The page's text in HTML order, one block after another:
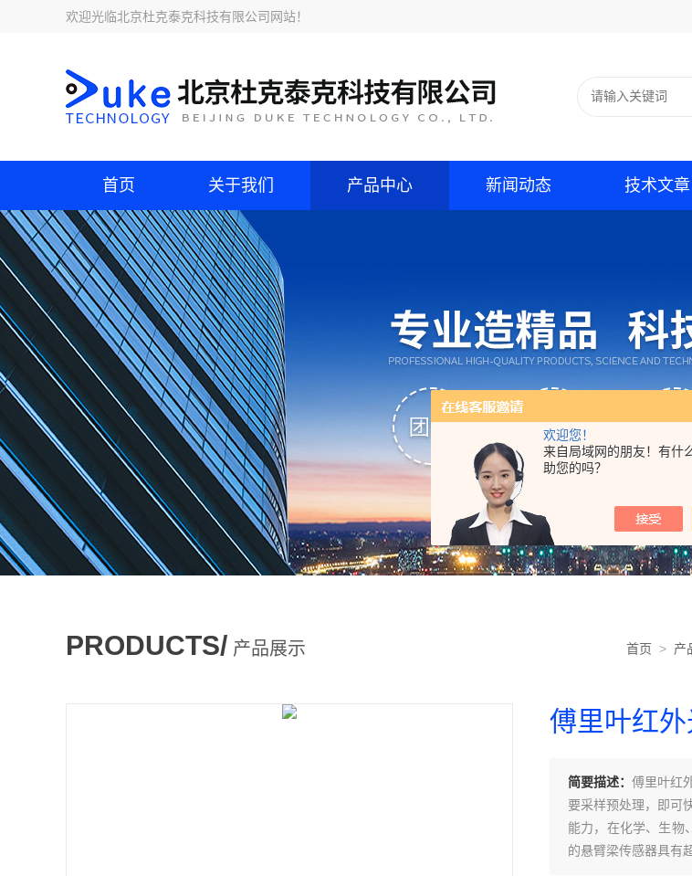
欢迎您！
来自局域网的朋友！有什
助您的吗？
欢迎光临北京杜克泰克科技有限公司网站！
首页 关于我们 产品中心 新闻动态 技术文章
PRODUCTS/ 产品展示 首页 > 产
傅里叶红
简要描述： 傅里叶红
要采样预处理，即可
能力，在化学、生物
的悬臂梁传感器具有